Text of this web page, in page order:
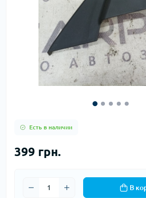
Есть в наличии
399 грн.
В